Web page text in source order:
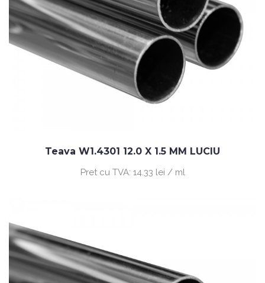
Teava W1.4301 12.0 X 1.5 MM LUCIU
Pret cu TVA: 14.33 lei / ml